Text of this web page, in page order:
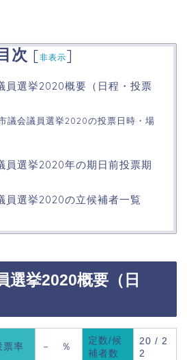
次 [非表示]
員選挙2020概要（日程・投票
議会議員選挙2020の投票日時・場
員選挙2020年の期日前投票期
員選挙2020の立候補者一覧
選挙2020概要（日
票率 － ％
定数/候
補者数
20 / 2
2